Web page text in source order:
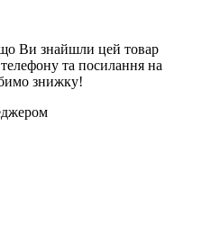
Ви знайшли цей товар
та посилання на
знижку!